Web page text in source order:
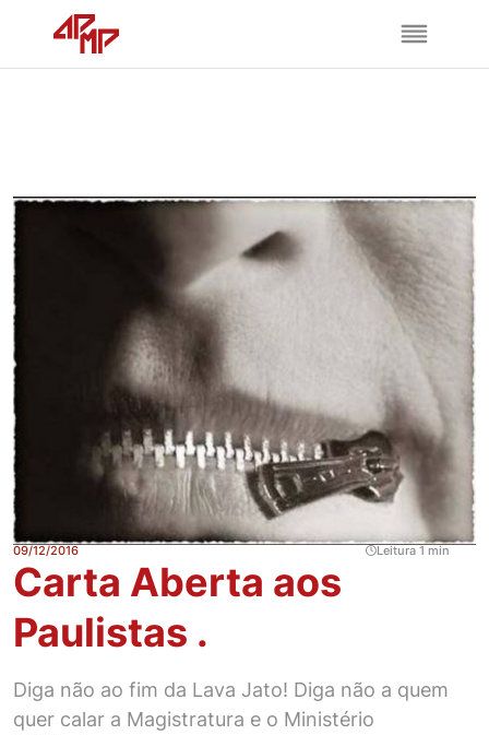
09/12/2016 Leitura 1 min
Carta Aberta aos
Paulistas .
Diga não ao fim da Lava Jato! Diga não a quem
quer calar a Magistratura e o Ministério